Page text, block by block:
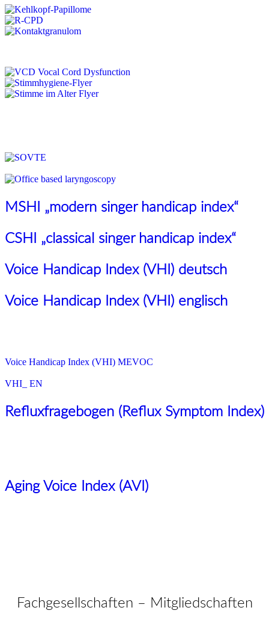
MSHI „modern singer handicap index“
CSHI „classical singer handicap index“
Voice Handicap Index (VHI) deutsch
Voice Handicap Index (VHI) englisch
Voice Handicap Index (VHI) MEVOC
VHI_ EN
Refluxfragebogen (Reflux Symptom Index)
Aging Voice Index (AVI)
Fachgesellschaften – Mitgliedschaften